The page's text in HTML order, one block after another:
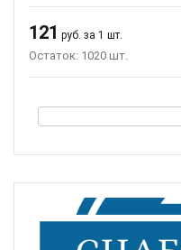
121 руб. за 1 шт.
Остаток: 1020 шт.